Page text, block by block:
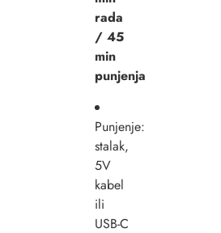
rada
/ 45
min
punjenja
Punjenje:
stalak,
5V
kabel
ili
USB-C